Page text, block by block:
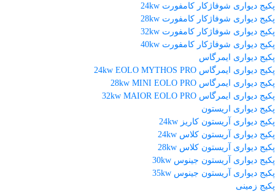
پکیج دیواری شوفاژکار کامفورت 24kw
پکیج دیواری شوفاژکار کامفورت 28kw
پکیج دیواری شوفاژکار کامفورت 32kw
پکیج دیواری شوفاژکار کامفورت 40kw
پکیج دیواری ایمرگاس
پکیج دیواری ایمرگاس 24kw EOLO MYTHOS PRO
پکیج دیواری ایمرگاس 28kw MINI EOLO PRO
پکیج دیواری ایمرگاس 32kw MAIOR EOLO PRO
پکیج دیواری اریستون
پکیج دیواری آریستون کاریز 24kw
پکیج دیواری آریستون کلاس 24kw
پکیج دیواری آریستون کلاس 28kw
پکیج دیواری آریستون جینوس 30kw
پکیج دیواری آریستون جینوس 35kw
پکیج زمینی